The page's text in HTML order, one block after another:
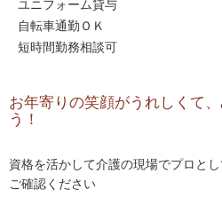
ユニフォーム貸与
自転車通勤ＯＫ
短時間勤務相談可
お年寄りの笑顔がうれしくて
う！
資格を活かして介護の現場でプロと
ご確認ください